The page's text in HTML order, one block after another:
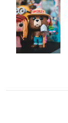
DODAJ
U
KOŠARI
CU